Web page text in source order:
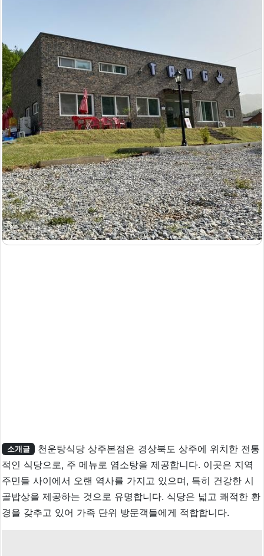
소개글
천운탕식당 상주본점은 경상북도 상주에 위치한 전통
적인 식당으로, 주 메뉴로 염소탕을 제공합니다. 이곳은 지역
주민들 사이에서 오랜 역사를 가지고 있으며, 특히 건강한 시
골밥상을 제공하는 것으로 유명합니다. 식당은 넓고 쾌적한 환
경을 갖추고 있어 가족 단위 방문객들에게 적합합니다.